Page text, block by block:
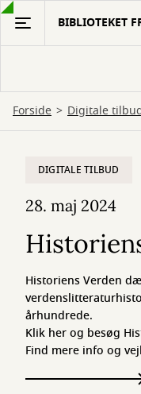
Gå
hovedindhold
BIBLIOTEKET
Forside Digitale
verdenDIGITALE TILBUD
28. maj 2024
Historiens Verden
århundrede.
Klik her og besøg
Find mere info og